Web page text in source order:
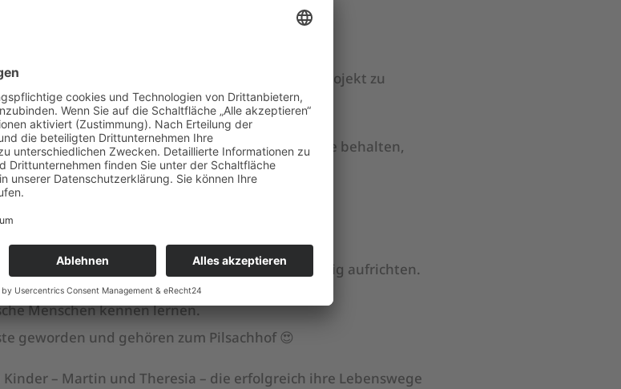
Ort die richtigen Menschen.
Dosierung MUT erforderte, um dieses Projekt zu
Glück, viele Schutzengel, immer das Ziel im Auge behalten,
in den Zwinger sperren, dazu.
❤️
Weg unterwegs und konnten uns gegenseitig aufrichten.
Menschen kennen lernen.
geworden und gehören zum Pilsachhof 😍
– Martin und Theresia – die erfolgreich ihre Lebenswege